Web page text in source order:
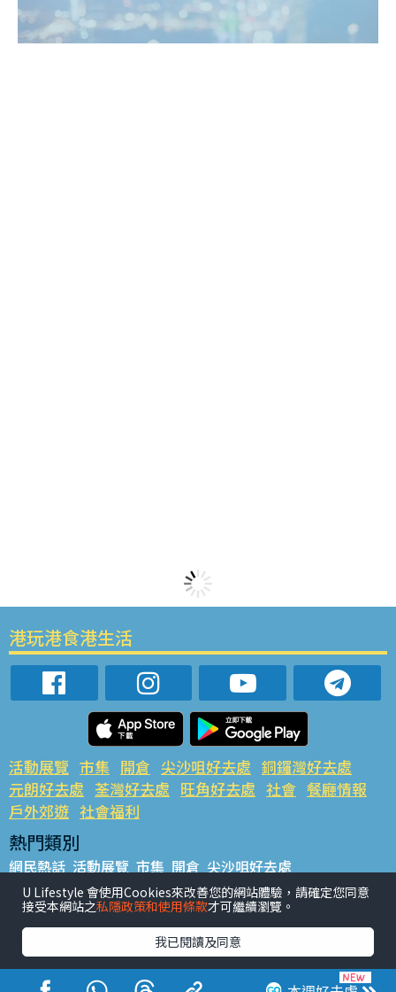
港玩港食港生活
活動展覽 市集 開倉 尖沙咀好去處 銅鑼灣好去處
元朗好去處 荃灣好去處 旺角好去處 社會 餐廳情報
戶外郊遊 社會福利
熱門類別
網民熱話 活動展覽 市集 開倉 尖沙咀好去處
銅鑼灣好去處 元朗好去處 荃灣好去處 旺角好去處 社會
餐廳情報 戶外郊遊
熱門標籤
#UGO搵好去處 #人氣活動推介 #美食社群熱話
#親子玩樂好去處
#ULifestyle應用程式 #限時搶
U Lifestyle 會使用Cookies來改善您的網站體驗，請確定您同意
接受本網站之私隱政策和使用條款才可繼續瀏覽。
我已閱讀及同意